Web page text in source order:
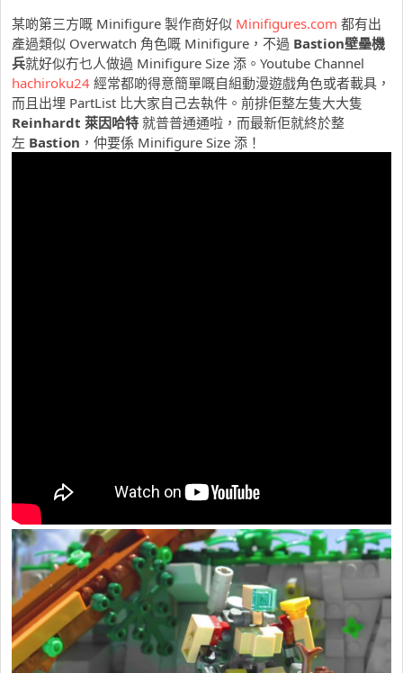
某啲第三方嘅 Minifigure 製作商好似 Minifigures.com 都有出
產過類似 Overwatch 角色嘅 Minifigure，不過 Bastion壁壘機
兵就好似冇乜人做過 Minifigure Size 添。Youtube Channel
hachiroku24 經常都啲得意簡單嘅自組動漫遊戲角色或者載具，
而且出埋 PartList 比大家自己去執件。前排佢整左隻大大隻
Reinhardt 萊因哈特 就普普通通啦，而最新佢就終於整
左 Bastion ，仲要係 Minifigure Size 添！